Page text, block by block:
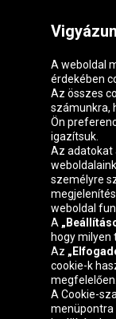
Oponeo
Belgique
España
A weboldal
érdekében
Az összes
számunkra,
Ön
igazítsuk.
Az adatokat
személyre
weboldal
A
hogy milyen
Az
cookie-k
megfelelően.
A Cookie-
menüpontra